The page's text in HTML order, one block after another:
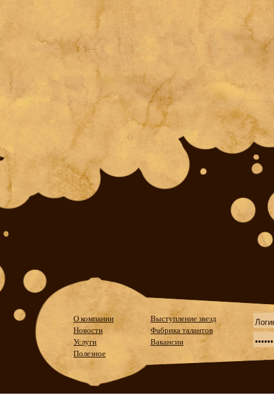
О компании
Новости
Услуги
Полезное
Выступление звезд
Фабрика талантов
Вакансии